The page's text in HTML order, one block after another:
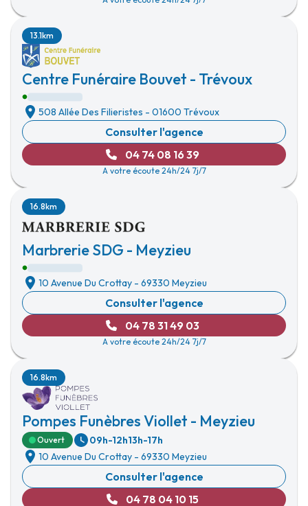
Centre Funéraire Bouvet - Trévoux
13.1km
508 Allée Des Filieristes - 01600 Trévoux
Consulter l'agence
04 74 08 16 39
A votre écoute 24h/24 7j/7
Marbrerie SDG - Meyzieu
16.8km
10 Avenue Du Crottay - 69330 Meyzieu
Consulter l'agence
04 78 31 49 03
A votre écoute 24h/24 7j/7
Pompes Funèbres Viollet - Meyzieu
16.8km
Ouvert 09h-12h13h-17h
10 Avenue Du Crottay - 69330 Meyzieu
Consulter l'agence
04 78 04 10 15